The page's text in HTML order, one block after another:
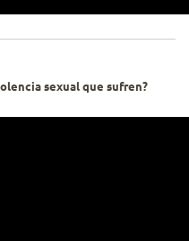
sexual que sufren?